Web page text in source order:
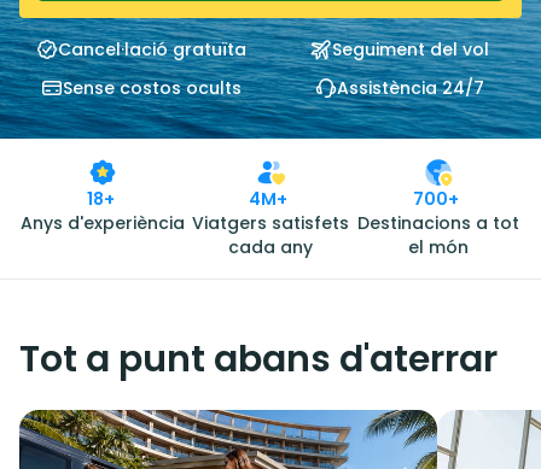
Cancel·lació gratuïta
Seguiment del vol
Sense costos ocults
Assistència 24/7
18+
Anys d'experiència
4M+
Viatgers satisfets
cada any
700+
Destinacions a tot
el món
Tot a punt abans d'aterrar